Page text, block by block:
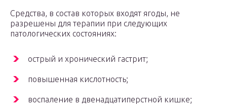
Средства, в состав которых входят ягоды, не
разрешены для терапии при следующих
патологических состояниях:
острый и хронический гастрит;
повышенная кислотность;
воспаление в двенадцатиперстной кишке;